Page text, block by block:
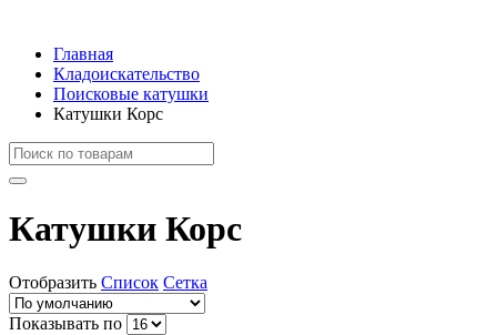
Главная
Кладоискательство
Поисковые катушки
Катушки Корс
Катушки Корс
Отобразить Список Сетка
Показывать по